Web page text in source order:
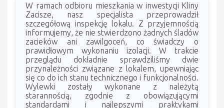
W ramach odbioru mieszkania w inwestycji Kliny
Zacisze, nasz specjalista przeprowadził
szczegółową inspekcję lokalu. Z przyjemnością
informujemy, że nie stwierdzono żadnych śladów
zacieków ani zawilgoceń, co świadczy o
prawidłowym wykonaniu izolacji. W trakcie
przeglądu dokładnie sprawdziliśmy dwie
przynależności związane z lokalem, upewniając
się co do ich stanu technicznego i funkcjonalności.
Wylewki zostały wykonane z należytą
starannością, zgodnie z obowiązującymi
standardami i najlepszymi praktykami